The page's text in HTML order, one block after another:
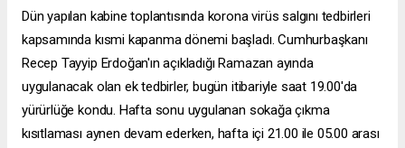
Dün yapılan kabine toplantısında korona virüs salgını tedbirleri
kapsamında kısmi kapanma dönemi başladı. Cumhurbaşkanı
Recep Tayyip Erdoğan'ın açıkladığı Ramazan ayında
uygulanacak olan ek tedbirler, bugün itibariyle saat 19.00'da
yürürlüğe kondu. Hafta sonu uygulanan sokağa çıkma
kısıtlaması aynen devam ederken, hafta içi 21.00 ile 05.00 arası